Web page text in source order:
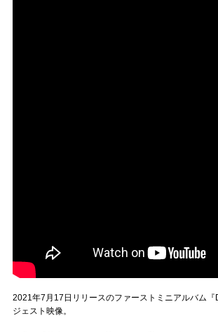
2021年7月17日リリースのファーストミニアルバム『
ジェスト映像。